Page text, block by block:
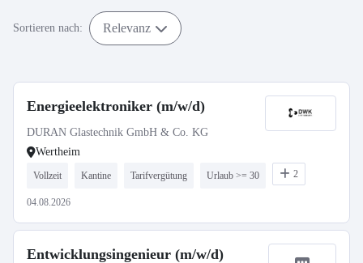
Sortieren nach: Relevanz
Energieelektroniker (m/w/d)
DURAN Glastechnik GmbH & Co. KG
Wertheim
Vollzeit Kantine Tarifvergütung Urlaub >= 30 2
04.08.2026
Entwicklungsingenieur (m/w/d)